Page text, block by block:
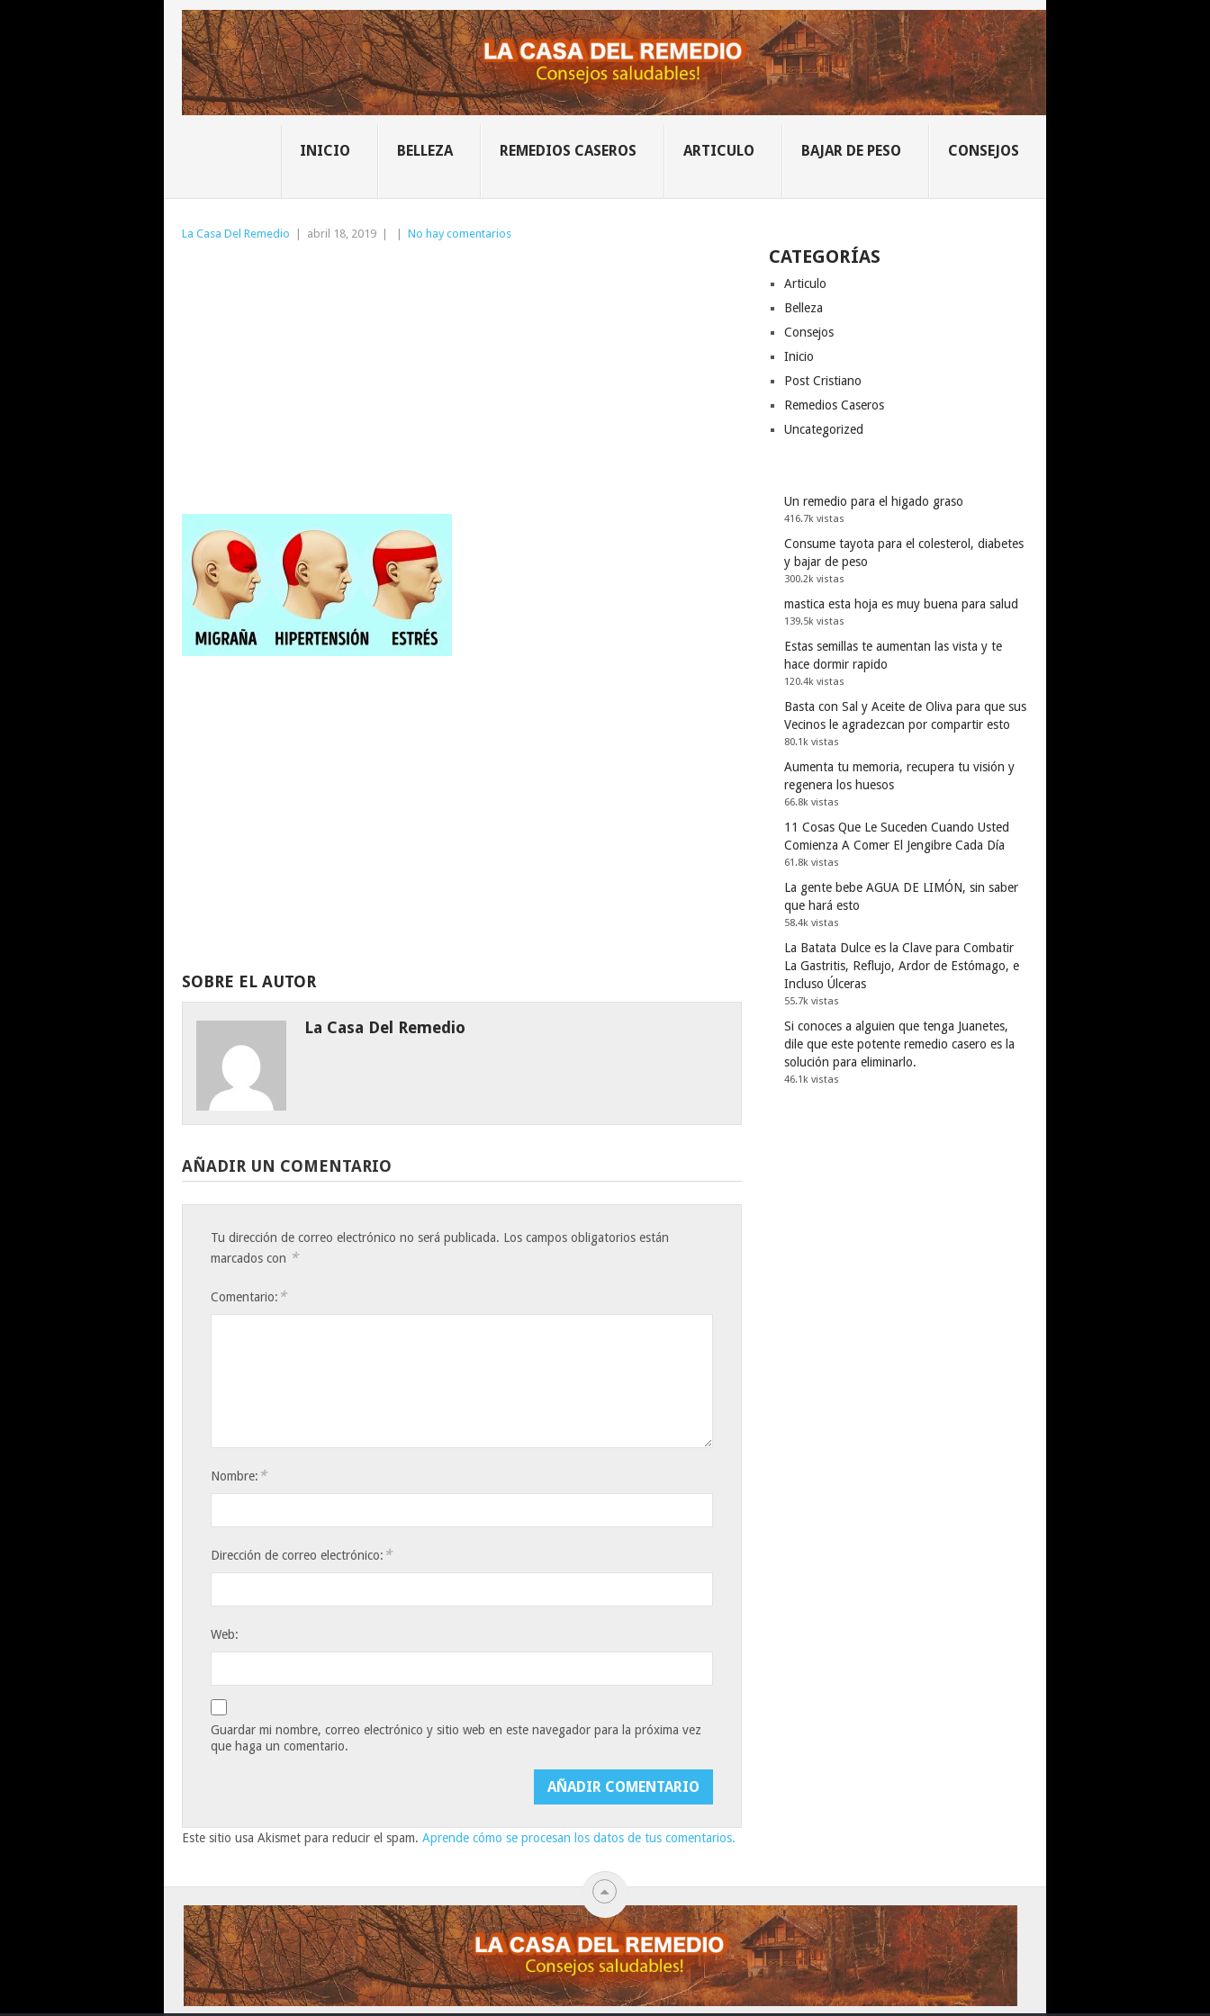
INICIO BELLEZA REMEDIOS CASEROS ARTICULO BAJAR DE PESO CONSEJOS
La Casa Del Remedio | abril 18, 2019 | | No hay comentarios
SOBRE EL AUTOR
La Casa Del Remedio
AÑADIR UN COMENTARIO
Tu dirección de correo electrónico no será publicada. Los campos obligatorios están
marcados con *
Comentario: *
Nombre: *
Dirección de correo electrónico: *
Web:
Guardar mi nombre, correo electrónico y sitio web en este navegador para la próxima vez
que haga un comentario.
Este sitio usa Akismet para reducir el spam. Aprende cómo se procesan los datos de tus comentarios.
CATEGORÍAS
Articulo
Belleza
Consejos
Inicio
Post Cristiano
Remedios Caseros
Uncategorized
Un remedio para el higado graso
416.7k vistas
Consume tayota para el colesterol, diabetes
y bajar de peso
300.2k vistas
mastica esta hoja es muy buena para salud
139.5k vistas
Estas semillas te aumentan las vista y te
hace dormir rapido
120.4k vistas
Basta con Sal y Aceite de Oliva para que sus
Vecinos le agradezcan por compartir esto
80.1k vistas
Aumenta tu memoria, recupera tu visión y
regenera los huesos
66.8k vistas
11 Cosas Que Le Suceden Cuando Usted
Comienza A Comer El Jengibre Cada Día
61.8k vistas
La gente bebe AGUA DE LIMÓN, sin saber
que hará esto
58.4k vistas
La Batata Dulce es la Clave para Combatir
La Gastritis, Reflujo, Ardor de Estómago, e
Incluso Úlceras
55.7k vistas
Si conoces a alguien que tenga Juanetes,
dile que este potente remedio casero es la
solución para eliminarlo.
46.1k vistas